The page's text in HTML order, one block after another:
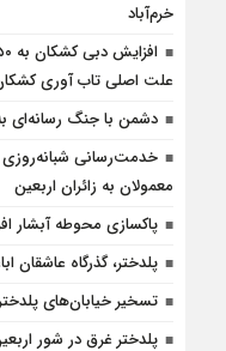
خرم‌آباد
علت اصلی تاب آوری
دشمن با جنگ رسانه‌ای
خدمت‌رسانی
معمولان به زائران اربعین
پاکسازی محوطه آبشار
پلدختر، گذرگاه عاشقان
تسخیر خیابان‌های
پلدختر غرق در شور